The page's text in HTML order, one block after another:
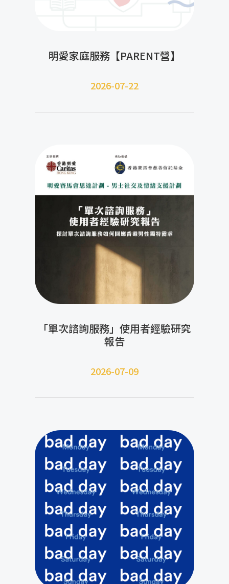
明愛家庭服務【PARENT營】
2026-07-22
「單次諮詢服務」使用者經驗研究
報告
2026-07-09